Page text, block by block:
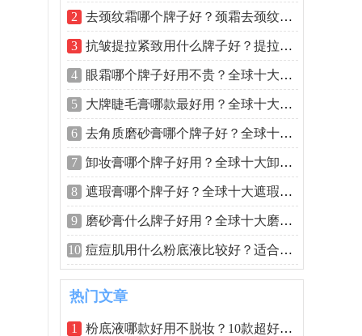
2 去颈纹霜哪个牌子好？颈霜去颈纹排行榜
3 抗皱提拉紧致用什么牌子好？提拉紧致化
4 眼霜哪个牌子好用不贵？全球十大眼霜排
5 大牌睫毛膏哪款最好用？全球十大睫毛膏
6 去角质磨砂膏哪个牌子好？全球十大磨砂
7 卸妆膏哪个牌子好用？全球十大卸妆膏排
8 遮瑕膏哪个牌子好？全球十大遮瑕排行榜
9 磨砂膏什么牌子好用？全球十大磨砂膏排
10 痘痘肌用什么粉底液比较好？适合痘痘肌
热门文章
1 粉底液哪款好用不脱妆？10款超好用的大